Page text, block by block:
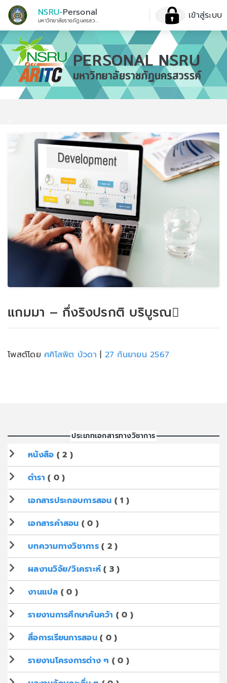
NSRU-Personal
มหาวิทยาลัยราชภัฏนครสวรรค์ เข้าสู่ระบบ
แกมมา – กึ่งริงปรกติ บริบูรณ
โพสต์โดย ศศิโสพิต บัวดา | 27 กันยายน 2567
ประเภทเอกสารทางวิชาการ
หนังสือ ( 2 )
ตำรา ( 0 )
เอกสารประกอบการสอน ( 1 )
เอกสารคำสอน ( 0 )
บทความทางวิชาการ ( 2 )
ผลงานวิจัย/วิเคราะห์ ( 3 )
งานแปล ( 0 )
รายงานการศึกษาค้นคว้า ( 0 )
สื่อการเรียนการสอน ( 0 )
รายงานโครงการต่าง ๆ ( 0 )